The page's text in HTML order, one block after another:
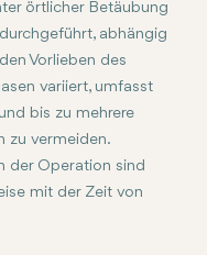
örtlicher Betäubung
abhängig
Vorlieben des
variiert, umfasst
bis zu mehrere
zu vermeiden.
der Operation sind
mit der Zeit von